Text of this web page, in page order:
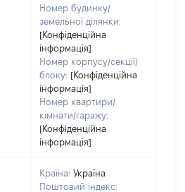
Номер будинку/
земельної ділянки:
[Конфіденційна
інформація]
Номер корпусу/секції/
блоку: [Конфіденційна
інформація]
Номер квартири/
кімнати/гаражу:
[Конфіденційна
інформація]
Країна: Україна
Поштовий індекс: